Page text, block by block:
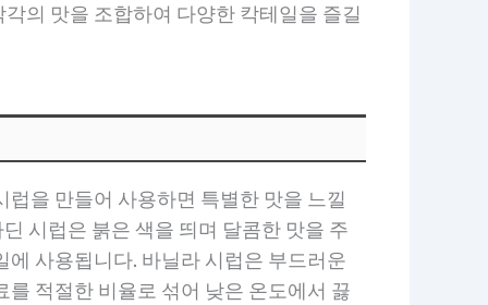
의 맛을 조합하여 다양한 칵테일을 즐길
을 만들어 사용하면 특별한 맛을 느낄
시럽은 붉은 색을 띄며 달콤한 맛을 주
사용됩니다. 바닐라 시럽은 부드러운
적절한 비율로 섞어 낮은 온도에서 끓